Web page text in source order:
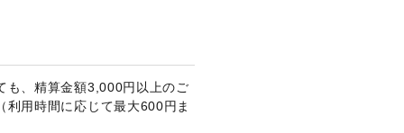
も、精算金額3,000円以上のご
利用時間に応じて最大600円ま